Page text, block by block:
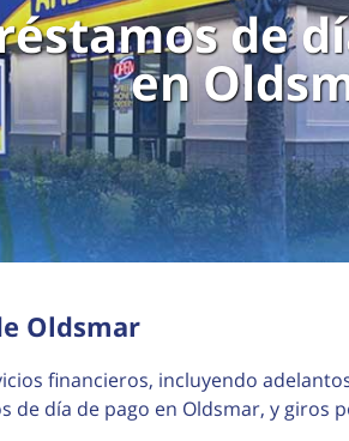
de
en
Oldsmar
financieros, incluyendo
de día de pago en Oldsmar, y giros
35